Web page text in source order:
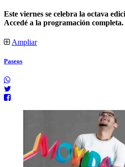
Este viernes se celebra la octava
Accedé a la programación completa.
Ampliar
Paseos